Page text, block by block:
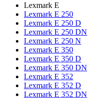
Lexmark E
Lexmark E 250
Lexmark E 250 D
Lexmark E 250 DN
Lexmark E 250 N
Lexmark E 350
Lexmark E 350 D
Lexmark E 350 DN
Lexmark E 352
Lexmark E 352 D
Lexmark E 352 DN